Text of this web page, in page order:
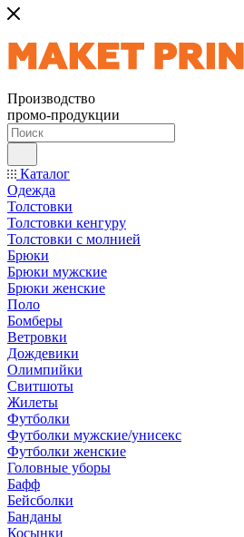
Производство
промо-продукции
Каталог
Одежда
Толстовки
Толстовки кенгуру
Толстовки с молнией
Брюки
Брюки мужские
Брюки женские
Поло
Бомберы
Ветровки
Дождевики
Олимпийки
Свитшоты
Жилеты
Футболки
Футболки мужские/унисекс
Футболки женские
Головные уборы
Бафф
Бейсболки
Банданы
Косынки